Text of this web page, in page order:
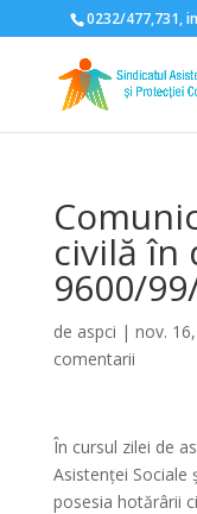
Deschide bara de unelte
0232/477,731,
civilă în
9600/
de aspci | nov.
comentarii
În cursul zilei de
Asistenței Sociale
posesia hotărârii